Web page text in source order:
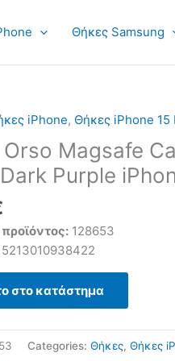
Θήκες Samsung
iPhone, Θήκες iPhone 15
Magsafe
Purple
128653
5213010938422
στο κατάστημα
Categories: Θήκες, Θήκες